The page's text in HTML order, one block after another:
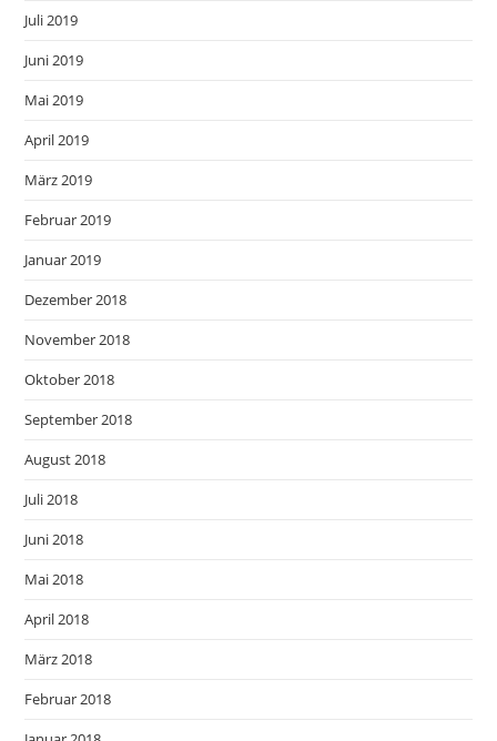
Juli 2019
Juni 2019
Mai 2019
April 2019
März 2019
Februar 2019
Januar 2019
Dezember 2018
November 2018
Oktober 2018
September 2018
August 2018
Juli 2018
Juni 2018
Mai 2018
April 2018
März 2018
Februar 2018